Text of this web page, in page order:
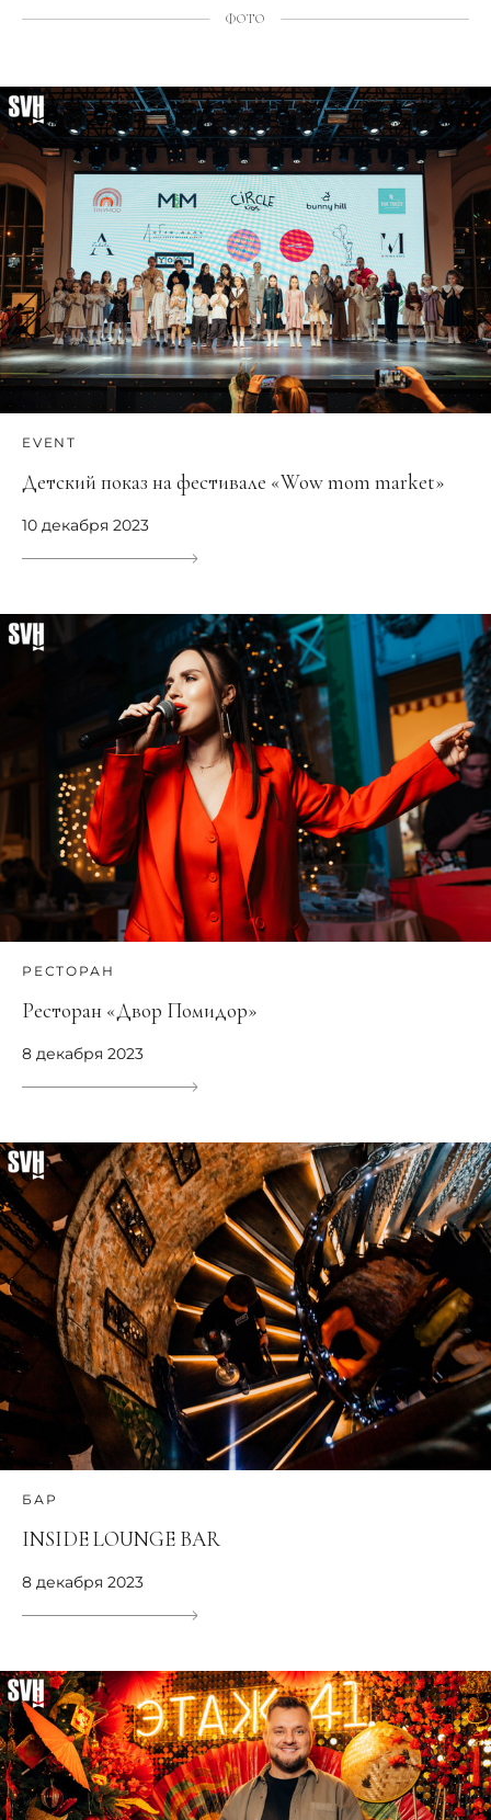
ФОТО
EVENT
Детский показ на фестивале «Wow mom market»
10 декабря 2023
РЕСТОРАН
Ресторан «Двор Помидор»
8 декабря 2023
БАР
INSIDE LOUNGE BAR
8 декабря 2023